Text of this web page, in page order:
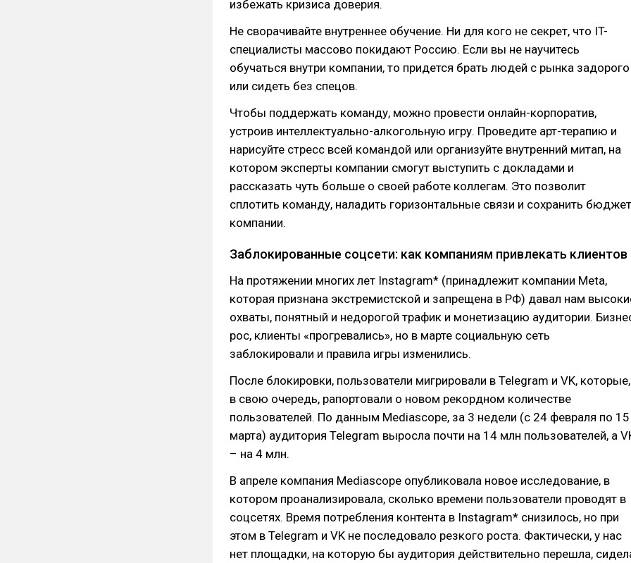
избежать кризиса доверия.
Не сворачивайте внутреннее обучение. Ни для кого не секрет, что IT-
специалисты массово покидают Россию. Если вы не научитесь
обучаться внутри компании, то придется брать людей с рынка задорого
или сидеть без спецов.
Чтобы поддержать команду, можно провести онлайн-корпоратив,
устроив интеллектуально-алкогольную игру. Проведите арт-терапию и
нарисуйте стресс всей командой или организуйте внутренний митап, на
котором эксперты компании смогут выступить с докладами и
рассказать чуть больше о своей работе коллегам. Это позволит
сплотить команду, наладить горизонтальные связи и сохранить бюджет
компании.
Заблокированные соцсети: как компаниям привлекать клиентов
На протяжении многих лет Instagram* (принадлежит компании Meta,
которая признана экстремистской и запрещена в РФ) давал нам
охваты, понятный и недорогой трафик и монетизацию аудитории.
рос, клиенты «прогревались», но в марте социальную сеть
заблокировали и правила игры изменились.
После блокировки, пользователи мигрировали в Telegram и VK, которые,
в свою очередь, рапортовали о новом рекордном количестве
пользователей. По данным Mediascope, за 3 недели (с 24 февраля по 15
марта) аудитория Telegram выросла почти на 14 млн пользователей, а
– на 4 млн.
В апреле компания Mediascope опубликовала новое исследование, в
котором проанализировала, сколько времени пользователи проводят в
соцсетях. Время потребления контента в Instagram* снизилось, но при
этом в Telegram и VK не последовало резкого роста. Фактически, у нас
нет площадки, на которую бы аудитория действительно перешла,